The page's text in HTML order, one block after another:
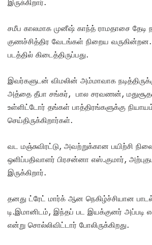
இருக்கிறார்.
சமீப காலமாக முனீஷ் காந்த் ராமதாசை தேடி
குணச்சித்திர வேடங்கள் நிறைய
படத்தில் கிடைத்திருப்பது.
இவர்களுடன் விமலின் அம்மாவாக
அத்தை தீபா சங்கர், பால சரவணன்,
உள்ளிட்டோர் தங்கள் பாத்திரங்களுக்கு
செய்திருக்கிறார்கள்.
வட மஞ்சுவிரட்டு, அவற்றுக்கான பயிற்சி
ஒளிப்பதிவாளர் பிரசன்னா எஸ்.குமார்,
இருக்கிறார்.
தனது ட்ரேட் மார்க் ஆன நெகிழ்ச்சியான
டி.இமானிடம், இந்தப் பட இயக்குனர் அப்படி
என்று சொல்லிவிட்டார் போலிருக்கிறது.